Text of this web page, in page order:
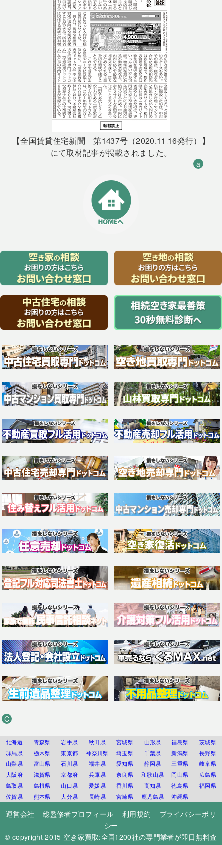
【全国賃貸住宅新聞 第1437号（2020.11.16発行）】
にて取材記事が掲載されました。
a
C
北海道 青森県 岩手県 秋田県 宮城県 山形県 福島県
茨城県
群馬県
栃木県 東京都 神奈川県 埼玉県 千葉県 新潟県
長野県
山梨県
富山県 石川県 福井県 愛知県 静岡県 三重県
岐阜県
大阪府
滋賀県 京都府 兵庫県 奈良県 和歌山県 岡山県
広島県
鳥取県
島根県 山口県 愛媛県 香川県 高知県 徳島県
福岡県
佐賀県
熊本県 大分県 長崎県 宮崎県 鹿児島県 沖縄県
運営会社 総監修者プロフィール 利用規約
プライバシーポリ
シー
© copyright 2015 空き家買取:全国1200社の専門業者が即日無料査